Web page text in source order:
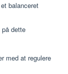
balanceret
dette
med at regulere